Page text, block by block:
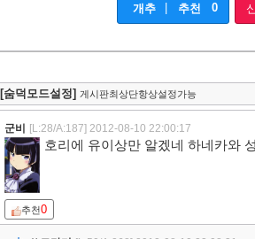
개추 추천 0
[숨덕모드설정] 게시판최상단항상설정가능
군비 [L:28/A:187] 2012-08-10 22:00:17
호리에 유이상만 알겠네 하네카와
추천0